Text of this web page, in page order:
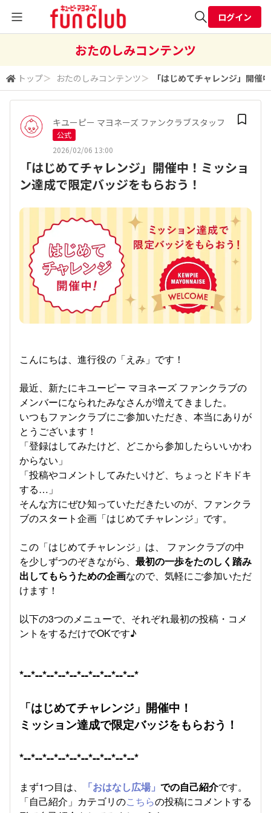
検索
ログイン
おたのしみコンテンツ
トップ＞ おたのしみコンテンツ＞ 「はじめてチャレンジ」開催
キユーピー マヨネーズ ファンクラブスタッフ
公式
2026/02/06 13:00
​​「はじめてチャレンジ」開催中！ミッショ
ン達成で限定バッジをもらおう！
こんにちは、進行役の「えみ」です！
最近、新たにキユーピー マヨネーズ ファンクラブの
メンバーになられたみなさんが増えてきました。
いつもファンクラブにご参加いただき、本当にありが
とうございます！
「登録はしてみたけど、どこから参加したらいいかわ
からない」
「投稿やコメントしてみたいけど、ちょっとドキドキ
する…」
そんな方にぜひ知っていただきたいのが、ファンクラ
ブのスタート企画「はじめてチャレンジ」です。
この「はじめてチャレンジ」は、 ファンクラブの中
を少しずつのぞきながら、 最初の一歩をたのしく踏み
出してもらうための企画なので、気軽にご参加いただ
けます！
以下の3つのメニューで、それぞれ最初の投稿・コメ
ントをするだけでOKです♪
*--*--*--*--*--*--*--*--*--*--*
「はじめてチャレンジ」開催中！
ミッション達成で限定バッジをもらおう！
*--*--*--*--*--*--*--*--*--*--*
まず1つ目は、 「おはなし広場」 での自己紹介です。
「自己紹介」カテゴリのこちらの投稿にコメントする